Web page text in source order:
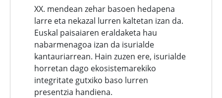
XX. mendean zehar basoen hedapena
larre eta nekazal lurren kaltetan izan da.
Euskal paisaiaren eraldaketa hau
nabarmenagoa izan da isurialde
kantauriarrean. Hain zuzen ere, isurialde
horretan dago ekosistemarekiko
integritate gutxiko baso lurren
presentzia handiena.